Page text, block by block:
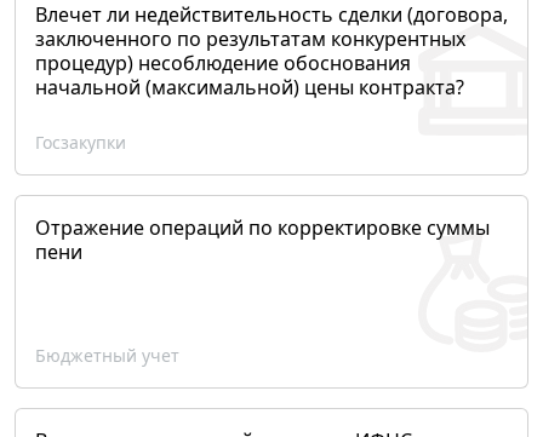
Влечет ли недействительность сделки (договора,
заключенного по результатам конкурентных
процедур) несоблюдение обоснования
начальной (максимальной) цены контракта?
Госзакупки
Отражение операций по корректировке суммы
пени
Бюджетный учет